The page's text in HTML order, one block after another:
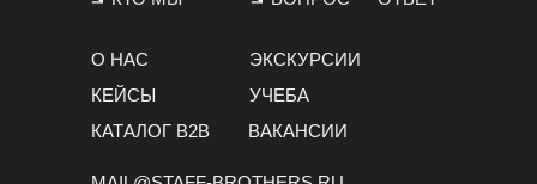
О НАС
КЕЙСЫ
КАТАЛОГ B2B
ЭКСКУРСИИ
УЧЕБА
ВАКАНСИИ